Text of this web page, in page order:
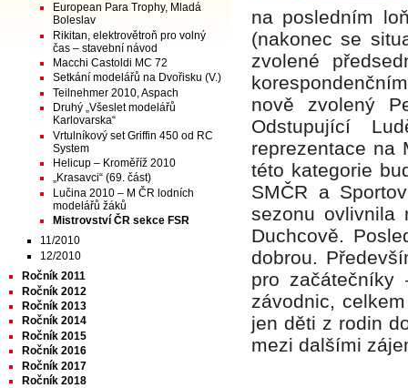
European Para Trophy, Mladá
Boleslav
Rikitan, elektrovětroň pro volný
čas – stavební návod
Macchi Castoldi MC 72
Setkání modelářů na Dvořisku (V.)
Teilnehmer 2010, Aspach
Druhý „Všeslet modelářů
Karlovarska“
Vrtulníkový set Griffin 450 od RC
System
Helicup – Kroměříž 2010
„Krasavci“ (69. část)
Lučina 2010 – M ČR lodních
modelářů žáků
Mistrovství ČR sekce FSR
11/2010
12/2010
Ročník 2011
Ročník 2012
Ročník 2013
Ročník 2014
Ročník 2015
Ročník 2016
Ročník 2017
Ročník 2018
na posledním
(nakonec se
zvolené
nově zvolený
Odstupující
reprezentace na
této kategorie
SMČR a
sezonu
Duchcově.
dobrou.
pro
závodnic,
jen děti z rodin
mezi dalšími